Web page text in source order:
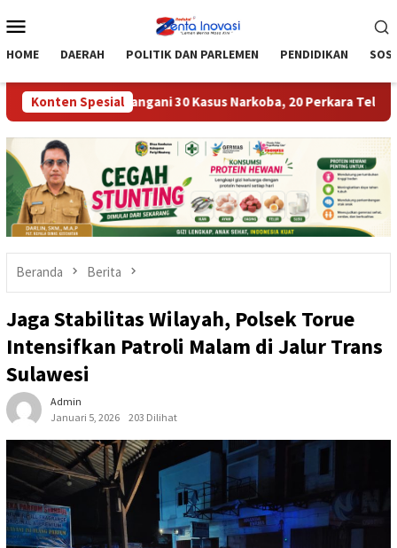
ke
Mobile
HOME DAERAH POLITIK DAN PARLEMEN PENDIDIKAN
Konten Spesial
Tangani 30 Kasus Narkoba, 20 Perkara Telah P21
Beranda Berita
Jaga Stabilitas Wilayah, Polsek Torue
Intensifkan Patroli Malam di Jalur Trans
Sulawesi
Admin
Januari 5, 2026
203 Dilihat